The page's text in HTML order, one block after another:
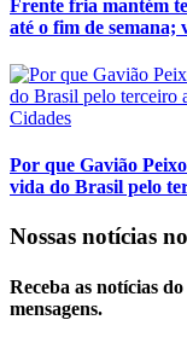
Frente fria mantém
até o fim de semana;
Cidades
Por que Gavião
vida do Brasil pelo
Nossas notícias
Receba as notícias
mensagens.